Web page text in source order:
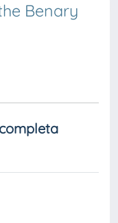
Benary